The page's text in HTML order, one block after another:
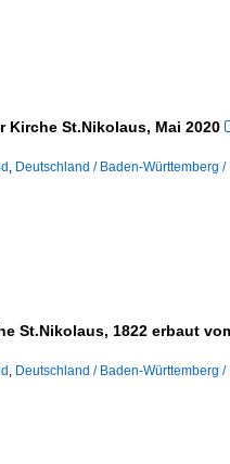
Kirche St.Nikolaus, Mai 2020
, Deutschland / Baden-Württemberg
St.Nikolaus, 1822 erbaut
, Deutschland / Baden-Württemberg